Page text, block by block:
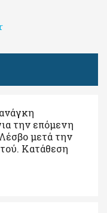
την επόμενη
μετά την
Kατάθεση